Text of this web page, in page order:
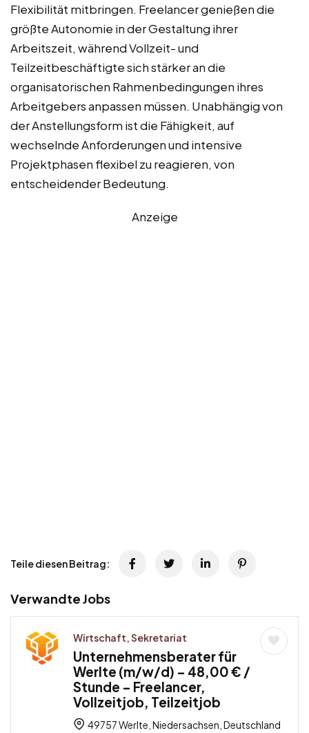
Flexibilität mitbringen. Freelancer genießen die
größte Autonomie in der Gestaltung ihrer
Arbeitszeit, während Vollzeit- und
Teilzeitbeschäftigte sich stärker an die
organisatorischen Rahmenbedingungen ihres
Arbeitgebers anpassen müssen. Unabhängig von
der Anstellungsform ist die Fähigkeit, auf
wechselnde Anforderungen und intensive
Projektphasen flexibel zu reagieren, von
entscheidender Bedeutung.
Anzeige
Teile diesen Beitrag:
Verwandte Jobs
Wirtschaft, Sekretariat
Unternehmensberater für
Werlte (m/w/d) – 48,00 € /
Stunde – Freelancer,
Vollzeitjob, Teilzeitjob
49757 Werlte, Niedersachsen, Deutschland